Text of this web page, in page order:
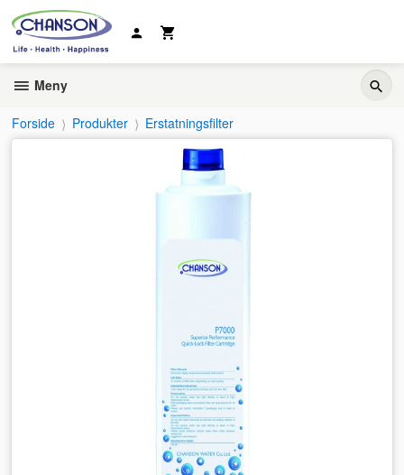
innholdet
Meny
Forside Produkter Erstatningsfilter